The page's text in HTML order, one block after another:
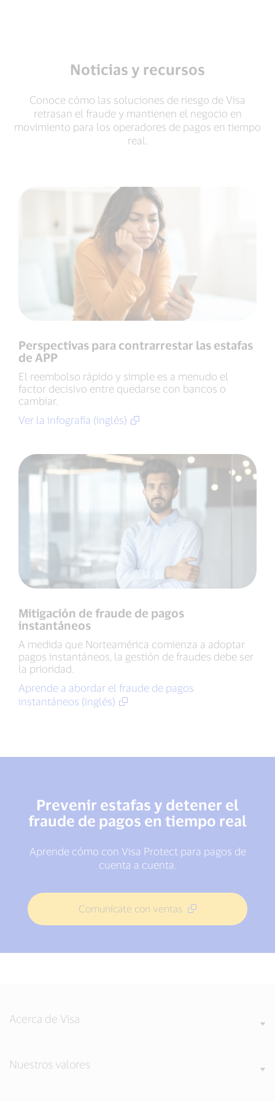
Noticias y recursos
Conoce cómo las soluciones de riesgo de Visa
retrasan el fraude y mantienen el negocio en
movimiento para los operadores de pagos en tiempo
real.
Perspectivas para contrarrestar las estafas
de APP
El reembolso rápido y simple es a menudo el
factor decisivo entre quedarse con bancos o
cambiar.
Ver la infografía (inglés)
Mitigación de fraude de pagos
instantáneos
A medida que Norteamérica comienza a adoptar
pagos instantáneos, la gestión de fraudes debe ser
la prioridad.
Aprende a abordar el fraude de pagos
instantáneos (inglés)
Prevenir estafas y detener el
fraude de pagos en tiempo real
Aprende cómo con Visa Protect para pagos de
cuenta a cuenta.
Comunícate con ventas
Acerca de Visa
Nuestros valores